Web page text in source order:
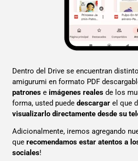
Dentro del Drive se encuentran
amigurumi en formato PDF
patrones e imágenes reales de los
forma, usted puede descargar el que
visualizarlo directamente desde su
Adicionalmente, iremos agregando
que recomendamos estar atentos a
sociales!